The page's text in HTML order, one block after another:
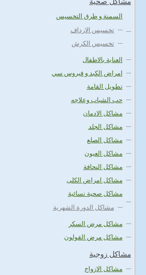
السمنة و طرق التخسيس
تخسيس الارداف
تخسيس الكرش
العناية بالاطفال
امراض الكبد و فيروس سي
تطويل القامة
حب الشباب وعلاجه
مشاكل الادمان
مشاكل الجلد
مشاكل الصلع
مشاكل العيون
مشاكل النحافة
مشاكل امراض الكلى
مشاكل صحية نسائية
مشاكل الدورة الشهرية
مشاكل مرض السكر
مشاكل مرض القولون
مشاكل زوجية
مشاكل الازواج